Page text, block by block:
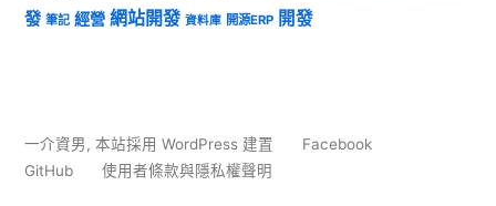
發 筆記 經營 網站開發 資料庫 開源ERP 開發
一介資男, 本站採用 WordPress 建置
Facebook
GitHub
使用者條款與隱私權聲明